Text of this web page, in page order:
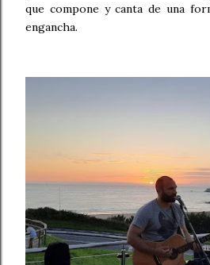
que compone y canta de una
engancha.